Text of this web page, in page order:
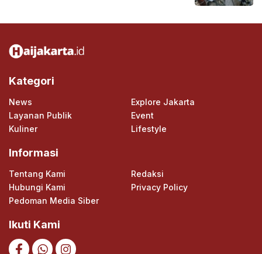
Kategori
News
Explore Jakarta
Layanan Publik
Event
Kuliner
Lifestyle
Informasi
Tentang Kami
Redaksi
Hubungi Kami
Privacy Policy
Pedoman Media Siber
Ikuti Kami